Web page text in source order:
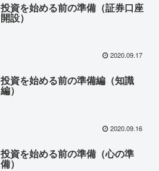
投資を始める前の準備（証券口座
開設）
2020.09.17
投資を始める前の準備編（知識
編）
2020.09.16
投資を始める前の準備（心の準
備）